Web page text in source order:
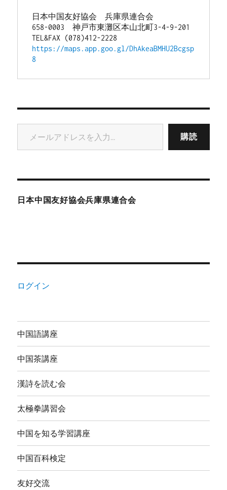
日本中国友好協会　兵庫県連合会
658-0003　神戸市東灘区本山北町3-4-9-201
TEL&FAX (078)412-2228
https://maps.app.goo.gl/DhAkeaBMHU2Bcgsp
8
メールアドレスを入力...
購読
日本中国友好協会兵庫県連合会
ログイン
中国語講座
中国茶講座
漢詩を読む会
太極拳講習会
中国を知る学習講座
中国百科検定
友好交流